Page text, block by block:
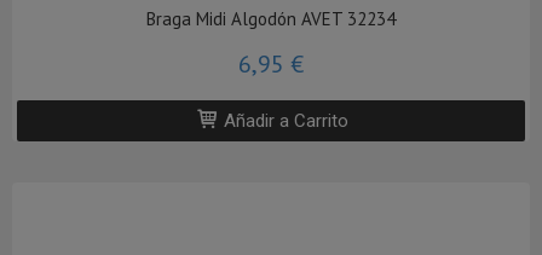
Braga Midi Algodón AVET 32234
6,95 €
Añadir a Carrito